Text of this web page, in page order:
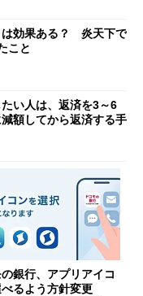
は効果ある？ 炎天下で
こと
い人は、返済を3～6
額してから返済する手
の銀行、アプリアイコ
べるよう方針変更